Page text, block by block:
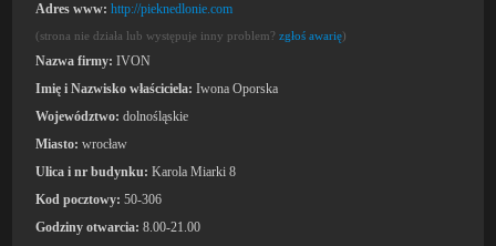
Adres www: http://pieknedlonie.com
(strona nie działa lub występuje inny problem?zgłoś awarię)
Nazwa firmy: IVON
Imię i Nazwisko właściciela: Iwona Oporska
Województwo: dolnośląskie
Miasto: wrocław
Ulica i nr budynku: Karola Miarki 8
Kod pocztowy: 50-306
Godziny otwarcia: 8.00-21.00